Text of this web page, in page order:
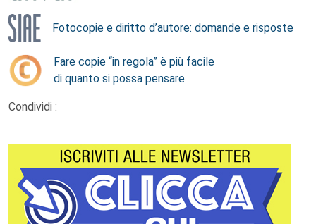
Fotocopie e diritto d’autore: domande e risposte
Fare copie “in regola” è più facile
di quanto si possa pensare
Condividi :